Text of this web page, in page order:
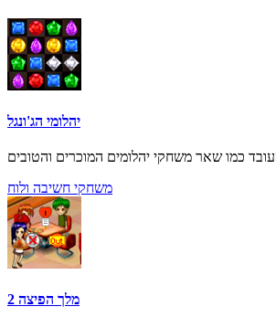
יהלומי הג'ונגל
משחקי חשיבה ולוח
מלך הפיצה 2